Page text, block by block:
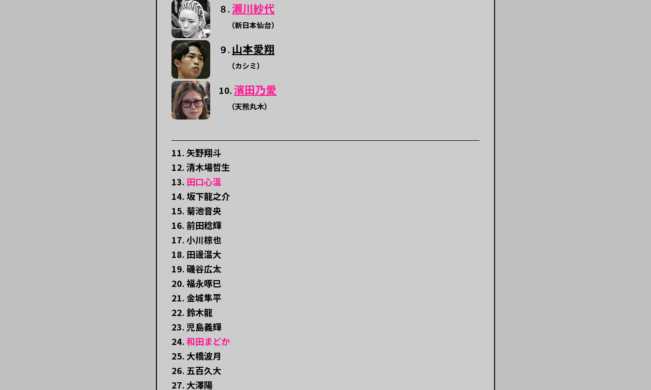
８.瀨川紗代
（新日本仙台）
９. 山本愛翔
（カシミ）
10. 濱田乃愛
（天熊丸木）
11. 矢野翔斗
12. 清木場哲生
13. 田口心温
14. 坂下龍之介
15. 菊池音央
16. 前田稔輝
17. 小川椋也
18. 田邊温大
19. 磯谷広太
20. 福永啄巳
21. 金城隼平
22. 鈴木龍
23. 児島義輝
24.和田まどか
25. 大橋波月
26. 五百久大
27. 大澤陽